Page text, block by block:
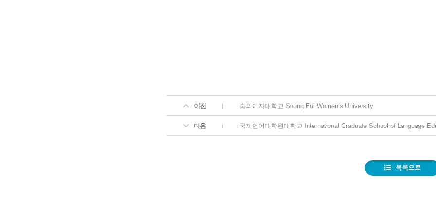
이전 숭의여자대학교 Soong Eui Women’s University
다음 국제언어대학원대학교 International Graduate School of Language
목록으로